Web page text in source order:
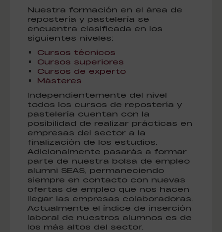
Nuestra formación en el área de
repostería y pastelería se
encuentra clasificada en los
siguientes niveles:
Cursos técnicos
Cursos superiores
Cursos de experto
Másteres
Independientemente del nivel
todos los cursos de repostería y
pastelería cuentan con la
posibilidad de realizar prácticas en
empresas del sector a la
finalización de los estudios.
Adicionalmente pasarás a formar
parte de nuestra bolsa de empleo
alumni SEAS, permaneciendo
siempre en contacto con nuevas
ofertas de empleo que nos hacen
llegar las empresas colaboradoras.
Actualmente el índice de inserción
laboral de nuestros alumnos es de
los más altos del sector.